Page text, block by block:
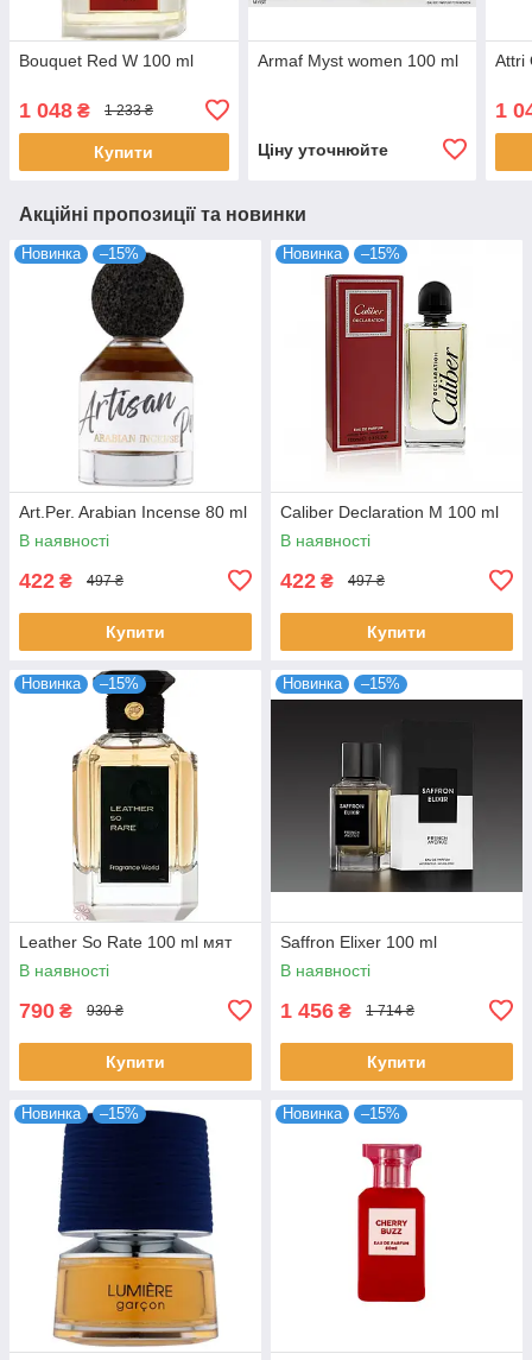
Bouquet Red W 100 ml
1 048 ₴ 1 233 ₴
Купити
Armaf Myst women 100 ml
Ціну уточнюйте
Attri
1
Акційні пропозиції та новинки
Новинка –15%
Art.Per. Arabian Incense 80 ml
В наявності
422 ₴ 497 ₴
Купити
Новинка –15%
Caliber Declaration M 100 ml
В наявності
422 ₴ 497 ₴
Купити
Новинка –15%
Leather So Rate 100 ml мят
В наявності
790 ₴ 930 ₴
Купити
Новинка –15%
Saffron Elixer 100 ml
В наявності
1 456 ₴ 1 714 ₴
Купити
Новинка –15% Новинка –15%